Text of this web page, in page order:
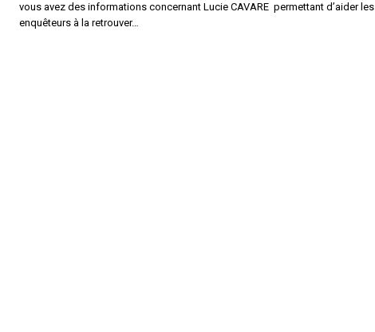
vous avez des informations concernant Lucie CAVARE permettant d’aider les
enquêteurs à la retrouver…